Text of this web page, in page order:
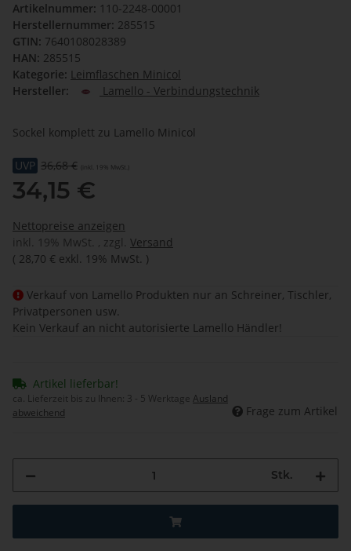
Artikelnummer: 110-2248-00001
Herstellernummer: 285515
GTIN: 7640108028389
HAN: 285515
Kategorie: Leimflaschen Minicol
Hersteller:
Lamello - Verbindungstechnik
Sockel komplett zu Lamello Minicol
UVP 36,68 € (inkl. 19% MwSt.)
34,15 €
Nettopreise anzeigen
inkl. 19% MwSt. , zzgl. Versand
( 28,70 € exkl. 19% MwSt. )
Verkauf von Lamello Produkten nur an Schreiner, Tischler,
Privatpersonen usw.
Kein Verkauf an nicht autorisierte Lamello Händler!
Artikel lieferbar!
ca. Lieferzeit bis zu Ihnen: 3 - 5 Werktage Ausland
abweichend
Frage zum Artikel
Stk.